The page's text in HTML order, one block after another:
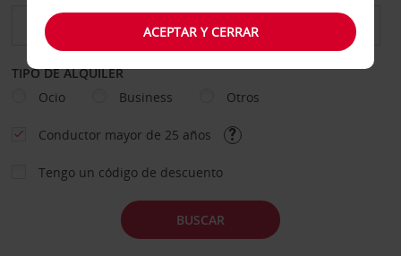
TIPO DE ALQUILER
Ocio
Business Otros
Conductor mayor de 25 años
Tengo un código de descuento
BUSCAR
ACEPTAR Y CERRAR